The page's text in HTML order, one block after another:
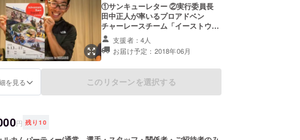
①サンキューレター ②実行委員長
田中正人が率いるプロアドベン
チャーレースチーム「イーストウィ
ンド」メンバーのサイン入りポス
ター ※額装（木製額を予定）してお
渡しします
支援者：4人
お届け予定：2018年06月
を見る このリターンを選択する
円 残り 10